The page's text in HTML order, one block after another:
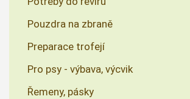
Pouzdra na zbraně
Preparace trofejí
Pro psy - výbava, výcvik
Řemeny, pásky